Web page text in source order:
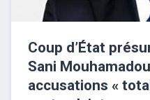
Coup d’État
Sani
accusations «